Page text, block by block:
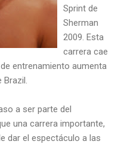
Sprint de
Sherman
2009. Esta
carrera cae
entrenamiento aumenta
a ser parte del
una carrera importante,
dar el espectáculo a las